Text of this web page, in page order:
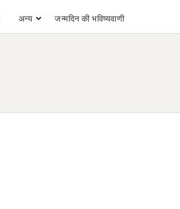
अन्य जन्मदिन की भविष्यवाणी